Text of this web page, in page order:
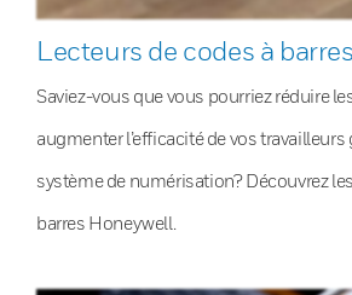
Lecteurs de codes à barres
Saviez-vous que vous pourriez réduire
augmenter l’efficacité de vos travailleurs
système de numérisation? Découvrez
barres Honeywell.